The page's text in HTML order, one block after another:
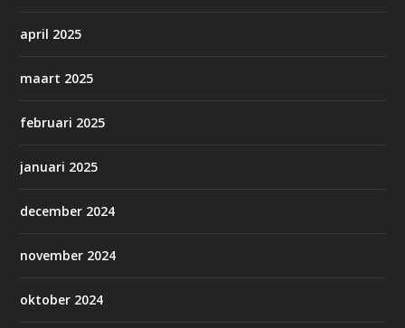
april 2025
maart 2025
februari 2025
januari 2025
december 2024
november 2024
oktober 2024